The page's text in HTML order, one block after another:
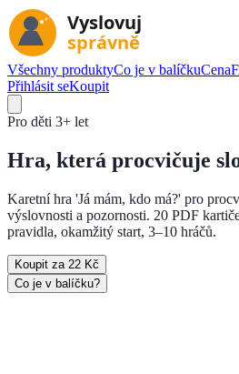
Všechny produktyCo je v balíčkuCena
Přihlásit seKoupit
Pro děti 3+ let
Hra, která procvičuje
Karetní hra 'Já mám, kdo má?' pro
výslovnosti a pozornosti. 20 PDF
pravidla, okamžitý start, 3–10 hráčů.
Koupit za 22 Kč
Co je v balíčku?